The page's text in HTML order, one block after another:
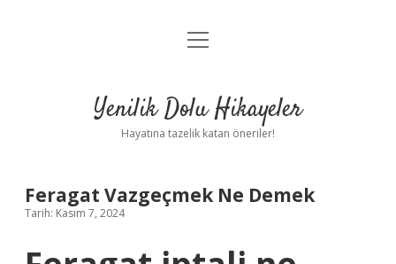
Anasayfa
Yasal Uyarı
menüyü
Yenilik Dolu Hikayeler
Hayatına tazelik katan öneriler!
Feragat Vazgeçmek Ne Demek
Tarih: Kasım 7, 2024